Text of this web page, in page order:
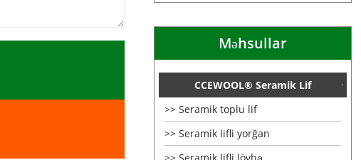
Məhsullar
CCEWOOL® Seramik Lif
Seramik toplu lif
Seramik lifli yorğan